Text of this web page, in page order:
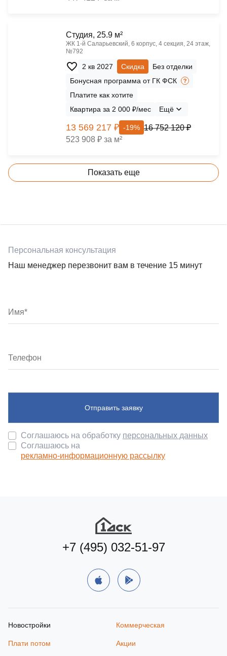
Cтудия, 25.9 м²
ЖК 1‑й Саларьевский, 6 корпус, 4 секция, 24 этаж,
№792
2 кв 2027 Скидка
Без отделки
Бонусная программа от ГК ФСК
Платите как хотите
Квартира за 2 000 ₽/мес
Ещё
13 569 217 ₽ -19% 16 752 120 ₽
523 908 ₽ за м²
Показать еще
Персональная консультация
Наш менеджер перезвонит вам в течение 15 минут
Отправить заявку
Соглашаюсь на обработку персональных данных
Соглашаюсь на
рекламно-информационную рассылку
+7 (495) 032-51-97
Новостройки Коммерческая
Плати потом Акции